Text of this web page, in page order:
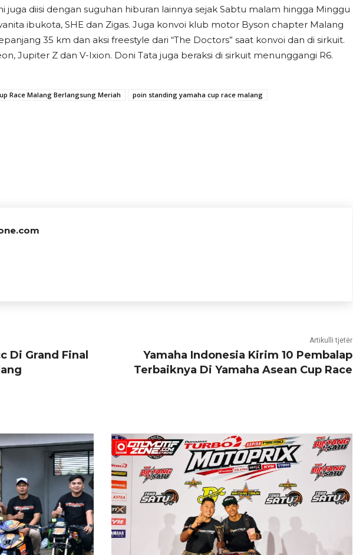
juga diisi dengan suguhan hiburan lainnya sejak Sabtu malam hingga Minggu
ibukota, SHE dan Zigas. Juga konvoi klub motor Byson chapter Malang
35 km dan aksi freestyle dari “The Doctors” saat konvoi dan di sirkuit.
Jupiter Z dan V-Ixion. Doni Tata juga beraksi di sirkuit menunggangi R6.
Race Malang Berlangsung Meriah
poin standing yamaha cup race malang
Di Grand Final
Artikulli tjetër
Yamaha Indonesia Kirim 10 Pembalap
Terbaiknya Di Yamaha Asean Cup Race